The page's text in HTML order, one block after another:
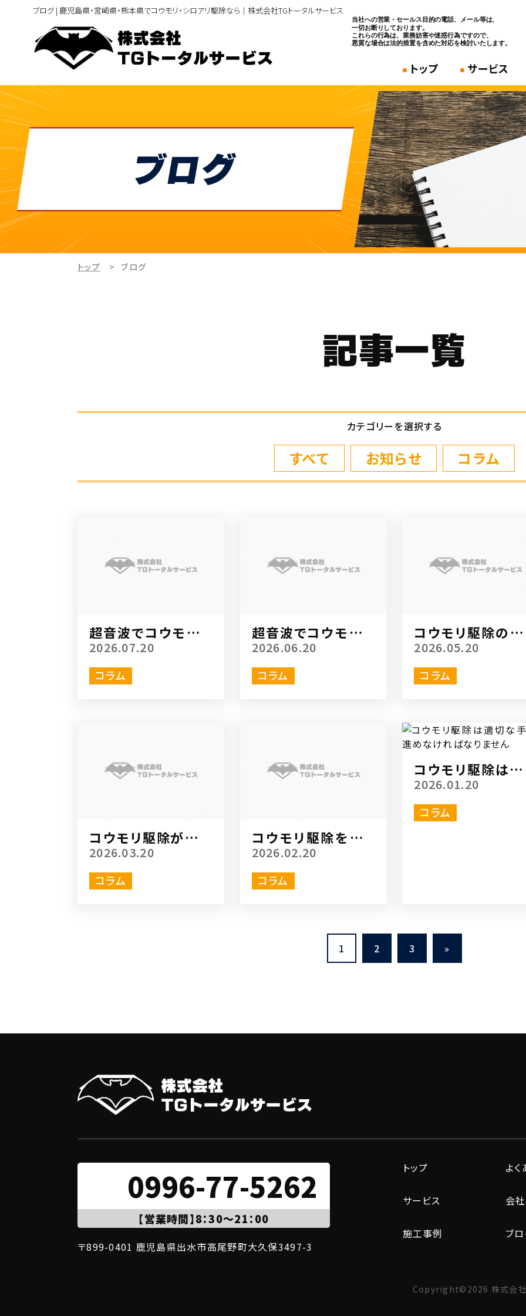
ブログ | 鹿児島県・宮崎県・熊本県でコウモリ・シロアリ駆除なら｜株式会社TGトータルサービス
トップ サービス
トップ ブログ
記事一覧
カテゴリーを選択する
すべて お知らせ コラム
超音波でコウモリ駆
除をするのが難しい
場合があるのはどう
して？
2026.07.20
コラム
超音波でコウモリ駆
除をするメリット
2026.06.20
コラム
コウモリ駆除のた
のグッズ
2026.05.20
コラム
コウモリ駆除が終わ
ったら何をする？
2026.03.20
コラム
コウモリ駆除をする
前に理解をしておく
べきこと
2026.02.20
コラム
コウモリ駆除は適
な手順が進めなけ
ばなりません
2026.01.20
コラム
1 2 3 »
0996-77-5262
【営業時間】8：30～21：00
〒899-0401 鹿児島県出水市高尾野町大久保3497-3
トップ よ
サービス 会
施工事例 ブ
Copyright© 2026 株式会